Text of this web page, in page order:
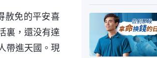
赦免的平安喜
裏，還没有達
帶進天國。現